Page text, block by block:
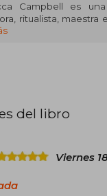
Campbell es
ritualista, maestra
de éxito
responder a las
interior.
del libro
Viernes